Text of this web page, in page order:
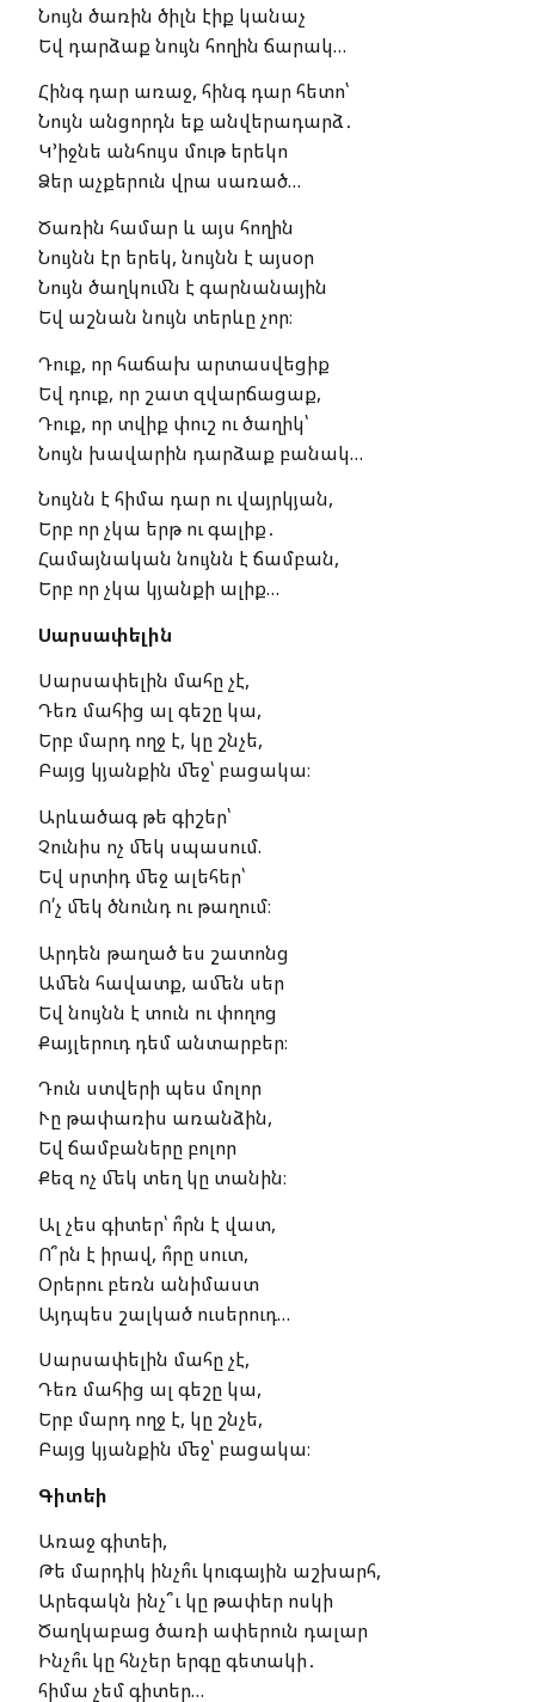
Նույն ծառին ծիլն էիք կանաչ
Եվ դարձաք նույն հողին ճարակ…
Հինգ դար առաջ, հինգ դար հետո՝
Նույն անցորդն եք անվերադարձ․
Կ’իջնե անհույս մութ երեկո
Ձեր աչքերուն վրա սառած…
Ծառին համար և այս հողին
Նույնն էր երեկ, նույնն է այսօր
Նույն ծաղկումն է գարնանային
Եվ աշնան նույն տերևը չոր։
Դուք, որ հաճախ արտասվեցիք
Եվ դուք, որ շատ զվարճացաք,
Դուք, որ տվիք փուշ ու ծաղիկ՝
Նույն խավարին դարձաք բանակ…
Նույնն է հիմա դար ու վայրկյան,
Երբ որ չկա երթ ու գալիք․
Համայնական նույնն է ճամբան,
Երբ որ չկա կյանքի ալիք…
Սարսափելին
Սարսափելին մահը չէ,
Դեռ մահից ալ գեշը կա,
Երբ մարդ ողջ է, կը շնչե,
Բայց կյանքին մեջ՝ բացակա։
Արևածագ թե գիշեր՝
Չունիս ոչ մեկ սպասում.
Եվ սրտիդ մեջ ալեհեր՝
Ո՛չ մեկ ծնունդ ու թաղում։
Արդեն թաղած ես շատոնց
Ամեն հավատք, ամեն սեր
Եվ նույնն է տուն ու փողոց
Քայլերուդ դեմ անտարբեր։
Դուն ստվերի պես մոլոր
Ւը թափառիս առանձին,
Եվ ճամբաները բոլոր
Քեզ ոչ մեկ տեղ կը տանին։
Ալ չես գիտեր՝ ո՞րն է վատ,
Ո՞րն է իրավ, ո՞րը սուտ,
Օրերու բեռն անիմաստ
Այդպես շալկած ուսերուդ…
Սարսափելին մահը չէ,
Դեռ մահից ալ գեշը կա,
Երբ մարդ ողջ է, կը շնչե,
Բայց կյանքին մեջ՝ բացակա։
Գիտեի
Առաջ գիտեի,
Թե մարդիկ ինչո՞ւ կուգային աշխարհ,
Արեգակն ինչ՞ւ կը թափեր ոսկի
Ծաղկաբաց ծառի ափերուն դալար
Ինչո՞ւ կը հնչեր երգը գետակի․
հիմա չեմ գիտեր…